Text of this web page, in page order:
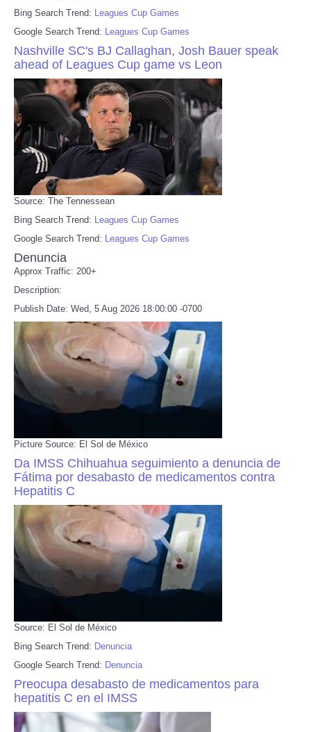
Bing Search Trend: Leagues Cup Games
Google Search Trend: Leagues Cup Games
Nashville SC's BJ Callaghan, Josh Bauer speak
ahead of Leagues Cup game vs Leon
Source: The Tennessean
Bing Search Trend: Leagues Cup Games
Google Search Trend: Leagues Cup Games
Denuncia
Approx Traffic: 200+
Description:
Publish Date: Wed, 5 Aug 2026 18:00:00 -0700
Picture Source: El Sol de México
Da IMSS Chihuahua seguimiento a denuncia de
Fátima por desabasto de medicamentos contra
Hepatitis C
Source: El Sol de México
Bing Search Trend: Denuncia
Google Search Trend: Denuncia
Preocupa desabasto de medicamentos para
hepatitis C en el IMSS